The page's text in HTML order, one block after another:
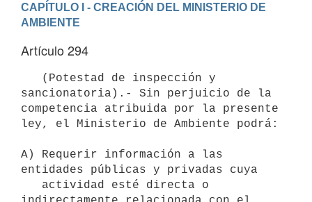
CAPÍTULO I - CREACIÓN DEL MINISTERIO DE
AMBIENTE
Artículo 294
sancionatoria).- Sin perjuicio de la
competencia atribuida por la presente
ley, el Ministerio de Ambiente podrá:
A) Requerir información a las
entidades públicas y privadas cuya